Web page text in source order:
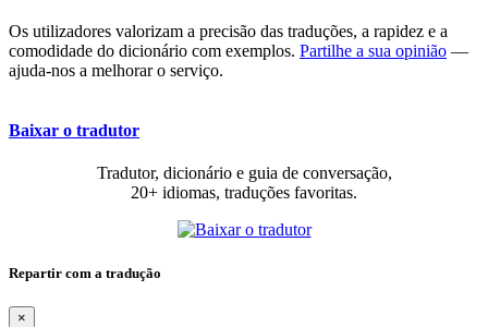
Os utilizadores valorizam a precisão das traduções, a rapidez e a
comodidade do dicionário com exemplos. Partilhe a sua opinião —
ajuda-nos a melhorar o serviço.
Baixar o tradutor
Tradutor, dicionário e guia de conversação,
20+ idiomas, traduções favoritas.
Repartir com a tradução
×